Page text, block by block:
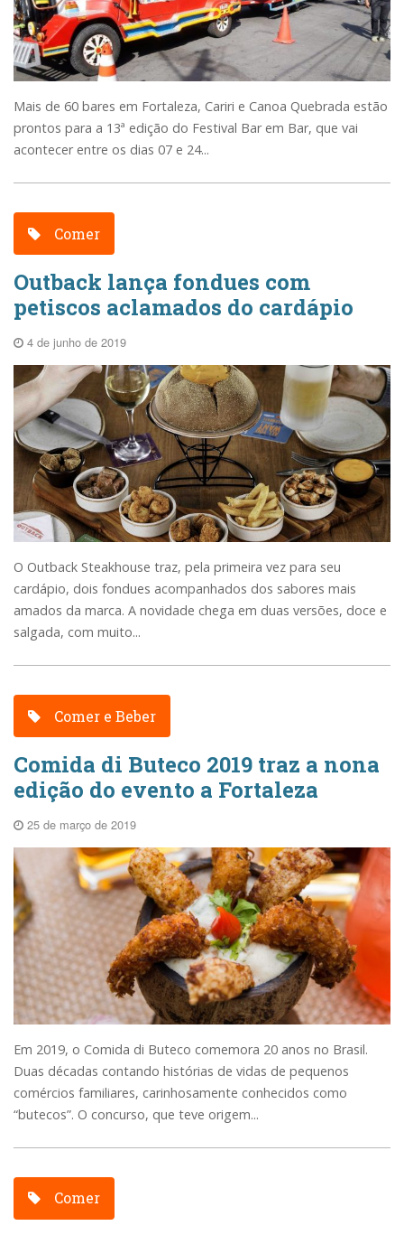
Mais de 60 bares em Fortaleza, Cariri e Canoa Quebrada estão
prontos para a 13ª edição do Festival Bar em Bar, que vai
acontecer entre os dias 07 e 24...
Comer
Outback lança fondues com
petiscos aclamados do cardápio
4 de junho de 2019
O Outback Steakhouse traz, pela primeira vez para seu
cardápio, dois fondues acompanhados dos sabores mais
amados da marca. A novidade chega em duas versões, doce e
salgada, com muito...
Comer e Beber
Comida di Buteco 2019 traz a nona
edição do evento a Fortaleza
25 de março de 2019
Em 2019, o Comida di Buteco comemora 20 anos no Brasil.
Duas décadas contando histórias de vidas de pequenos
comércios familiares, carinhosamente conhecidos como
“butecos”. O concurso, que teve origem...
Comer